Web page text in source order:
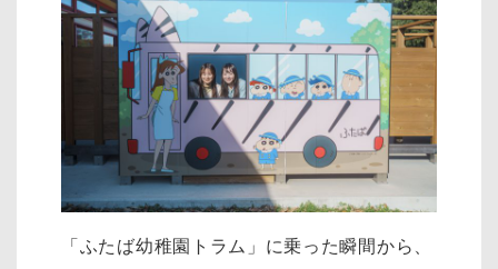
「ふたば幼稚園トラム」に乗った瞬間から、